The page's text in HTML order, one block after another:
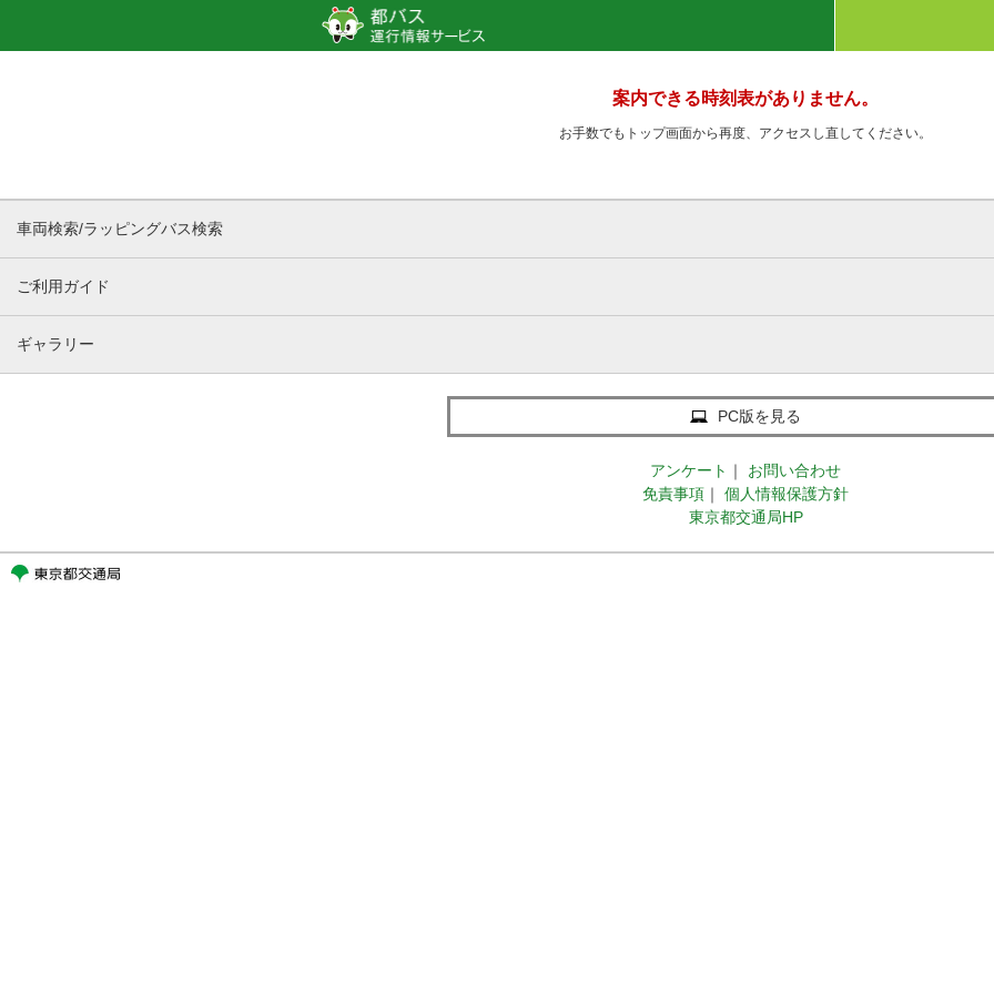
案内できる時刻表がありません。
お手数でもトップ画面から再度、アクセスし直してください。
車両検索/ラッピングバス検索
ご利用ガイド
ギャラリー
PC版を見る
アンケート ｜
お問い合わせ
免責事項 ｜
個人情報保護方針
東京都交通局HP